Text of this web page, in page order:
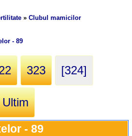
»Clubul mamicilor
- 89
323 [324]
Ultim
- 89